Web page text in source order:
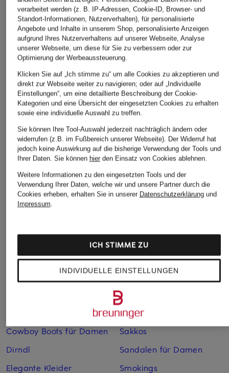
MAMMUT
Midlayer TAISS
CHF 110
ORTOVOX
Fleecejacke LIGHT
HOODY
Nike
Laufjacke REPEL
MILER
CHF 80
Ursprünglich:
Weitere Kategorien
Abendkleider
Bademäntel für Herren
Bikinis für Damen
Boleros für Damen
Cowboy Boots für Damen
Dirndl
Elegante Kleider
Leinenhosen für Herren
Leinenkleider
Maxikleider
Regenmäntel für Damen
Sakkos
Sandalen für Damen
Smokings
verarbeitet werden (z. B. IP-Adressen, Cookie-ID, Browser- und
Standort-Informationen, Nutzerverhalten), für personalisierte
Angebote und Inhalte in unserem Shop, personalisierte Anzeigen
aufgrund Ihres Nutzerverhaltens auf unserer Webseite, Analyse
unserer Webseite, um diese für Sie zu verbessern oder zur
Optimierung der Werbeaussteuerung.
Klicken Sie auf „Ich stimme zu“ um alle Cookies zu akzeptieren und
direkt zur Webseite weiter zu navigieren; oder auf „Individuelle
Einstellungen“, um eine detaillierte Beschreibung der Cookie-
Kategorien und eine Übersicht der eingesetzten Cookies zu erhalten
sowie eine individuelle Auswahl zu treffen.
Sie können Ihre Tool-Auswahl jederzeit nachträglich ändern oder
widerrufen (z.B. im Fußbereich unserer Webseite). Der Widerruf hat
jedoch keine Auswirkung auf die bisherige Verwendung der Tools und
Ihrer Daten. Sie können hierden Einsatz von Cookies ablehnen.
Weitere Informationen zu den eingesetzten Tools und der
Verwendung Ihrer Daten, welche wir und unsere Partner durch die
Cookies erheben, erhalten Sie in unserer Datenschutzerklärungund
Impressum.
INDIVIDUELLE EINSTELLUNGEN
ICH STIMME ZU